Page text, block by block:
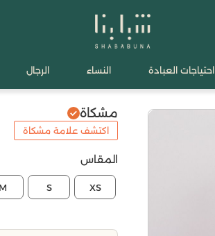
احتياجات العبادة النساء الرجال
مشكاة
اكتشف علامة مشكاة
المقاس
XS
S
M